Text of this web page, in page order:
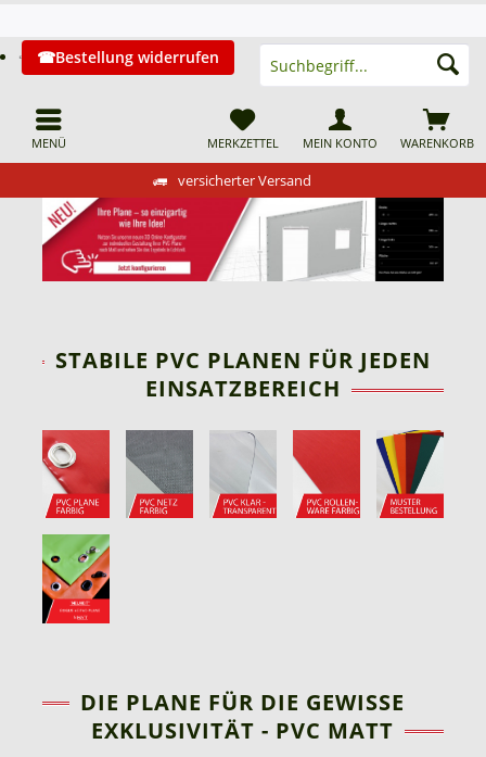
versicherter Versand
MENÜ
Bestellung widerrufen
WARENKORB
MERKZETTEL MEIN KONTO
STABILE PVC PLANEN FÜR JEDEN
EINSATZBEREICH
DIE PLANE FÜR DIE GEWISSE
EXKLUSIVITÄT - PVC MATT